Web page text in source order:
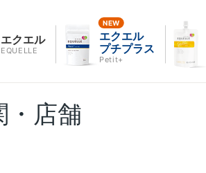
エクエル
EQUELLE
エクエル
プチプラス
Petit+
・店舗